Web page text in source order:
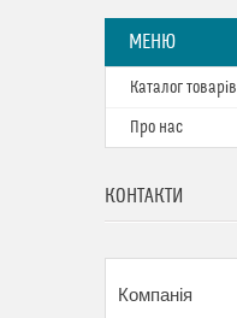
Каталог товарів
Про нас
КОНТАКТИ